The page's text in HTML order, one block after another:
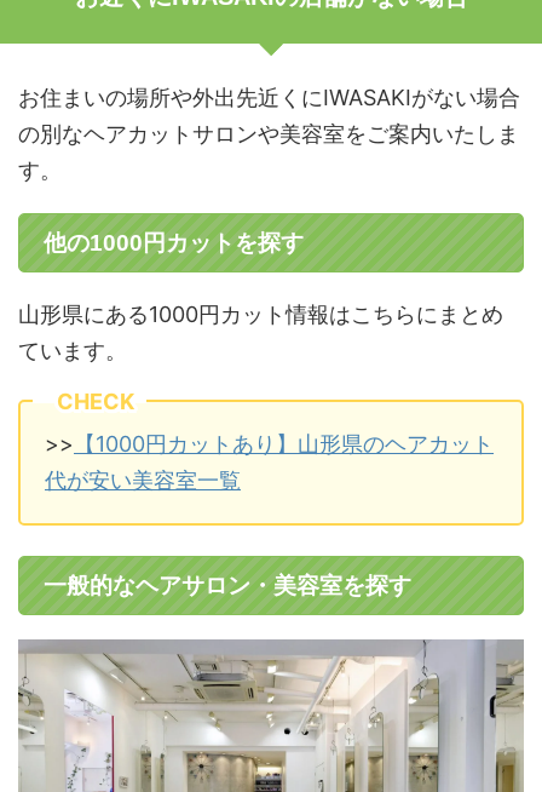
お住まいの場所や外出先近くにIWASAKIがない場合
の別なヘアカットサロンや美容室をご案内いたしま
す。
他の1000円カットを探す
山形県にある1000円カット情報はこちらにまとめ
ています。
CHECK
>> 【1000円カットあり】山形県のヘアカット
代が安い美容室一覧
一般的なヘアサロン・美容室を探す